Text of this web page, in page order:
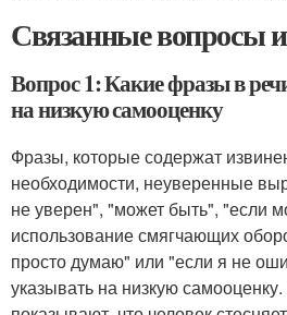
Связанные вопросы
Вопрос 1: Какие фразы в
на низкую самооценку
Фразы, которые содержат
необходимости, неуверенные
не уверен", "может быть", "если
использование смягчающих
просто думаю" или "если я не
указывать на низкую